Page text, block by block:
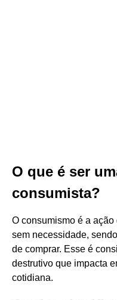
O que é ser
consumista?
O consumismo é a
sem necessidade,
de comprar. Esse é
destrutivo que impacta
cotidiana.